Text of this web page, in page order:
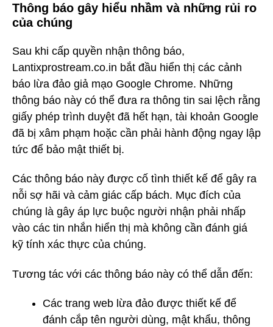
Thông báo gây hiểu nhầm và những rủi ro
của chúng
Sau khi cấp quyền nhận thông báo,
Lantixprostream.co.in bắt đầu hiển thị các cảnh
báo lừa đảo giả mạo Google Chrome. Những
thông báo này có thể đưa ra thông tin sai lệch rằng
giấy phép trình duyệt đã hết hạn, tài khoản Google
đã bị xâm phạm hoặc cần phải hành động ngay lập
tức để bảo mật thiết bị.
Các thông báo này được cố tình thiết kế để gây ra
nỗi sợ hãi và cảm giác cấp bách. Mục đích của
chúng là gây áp lực buộc người nhận phải nhấp
vào các tin nhắn hiển thị mà không cần đánh giá
kỹ tính xác thực của chúng.
Tương tác với các thông báo này có thể dẫn đến:
Các trang web lừa đảo được thiết kế để
đánh cắp tên người dùng, mật khẩu, thông